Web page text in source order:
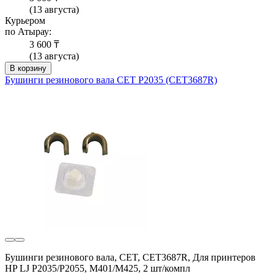
(13 августа)
Курьером
по Атырау:
3 600 ₸
(13 августа)
В корзину
Бушинги резинового вала CET P2035 (CET3687R)
Бушинги резинового вала, CET, CET3687R, Для принтеров
HP LJ P2035/P2055, M401/M425, 2 шт/компл